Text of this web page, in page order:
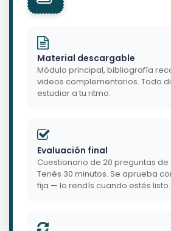
Material descargable
Módulo principal, bibliografía
videos complementarios. Todo
estudiar a tu ritmo.
Evaluación final
Cuestionario de 20 preguntas
Tenés 30 minutos. Se aprueba
fija — lo rendís cuando estés listo.